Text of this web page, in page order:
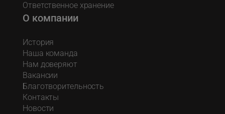
Ответственное хранение
О компании
История
Наша команда
Нам доверяют
Вакансии
Благотворительность
Контакты
Новости